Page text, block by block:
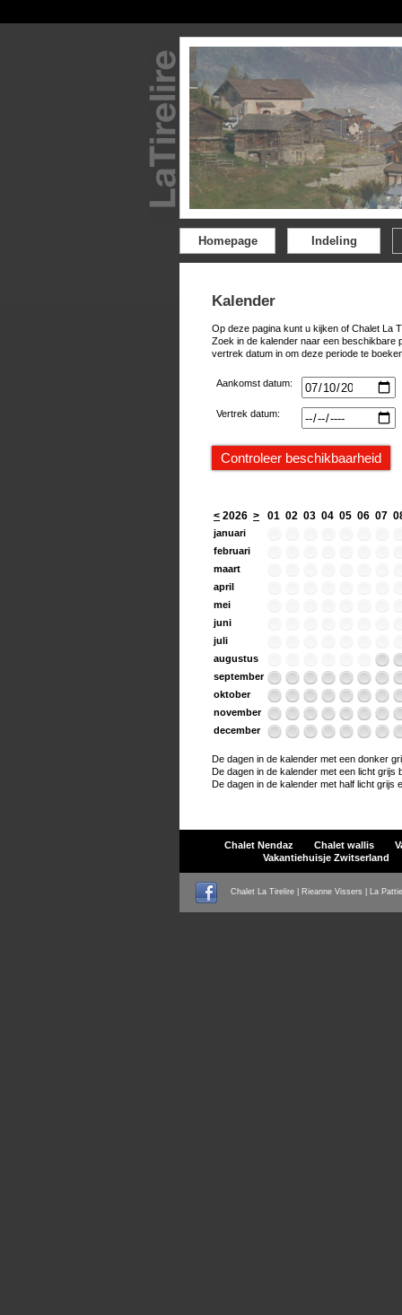
Homepage Indeling
Kalender
Op deze pagina kunt u kijken of Chalet La
Zoek in de kalender naar een beschikbare
vertrek datum in om deze periode te
Aankomst datum:
Vertrek datum:
< 2026 > 01 02 03 04 05 06 07
januari
februari
maart
april
mei
juni
juli
augustus
september
oktober
november
december
De dagen in de kalender met een donker
De dagen in de kalender met een licht grijs
De dagen in de kalender met half licht
Chalet Nendaz Chalet wallis
Vakantiehuisje Zwitserland
Chalet La Tirelire | Rieanne Vissers | La